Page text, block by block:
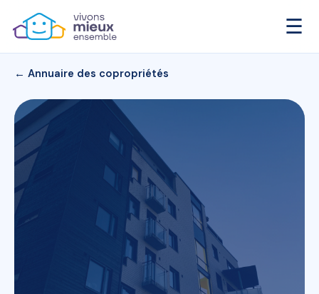
☰
← Annuaire des copropriétés